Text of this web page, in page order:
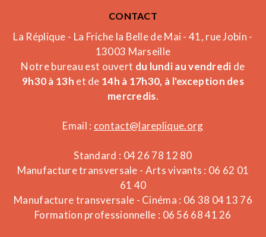
CONTACT
La Réplique - La Friche la Belle de Mai - 41, rue Jobin -
13003 Marseille
Notre bureau est ouvert du lundi au vendredi de
9h30 à 13h et de 14h à 17h30, à l'exception des
mercredis.
Email : contact@lareplique.org
Standard : 04 26 78 12 80
Manufacture transversale - Arts vivants : 06 62 01
61 40
Manufacture transversale - Cinéma : 06 38 04 13 76
Formation professionnelle : 06 56 68 41 26